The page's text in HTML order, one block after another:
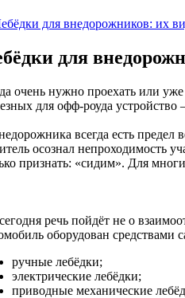
для
очень нужно проехать или
для офф-роуда устройство
всегда есть предел
осознал непроходимость
признать: «сидим». Для
речь пойдёт не о
оборудован средствами
ручные лебёдки;
электрические лебёдки;
приводные механические